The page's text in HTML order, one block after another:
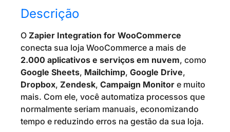
Descrição
O Zapier Integration for WooCommerce
conecta sua loja WooCommerce a mais de
2.000 aplicativos e serviços em nuvem, como
Google Sheets, Mailchimp, Google Drive,
Dropbox, Zendesk, Campaign Monitor e muito
mais. Com ele, você automatiza processos que
normalmente seriam manuais, economizando
tempo e reduzindo erros na gestão da sua loja.